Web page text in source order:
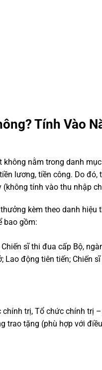
Tính Vào
không nằm trong danh
lương, tiền công. Do đó,
tính vào thu nhập
kèm theo danh hiệu
bao gồm:
sĩ thi đua cấp Bộ,
Lao động tiên tiến; Chiến
trị, Tổ chức chính trị
trao tặng (phù hợp với